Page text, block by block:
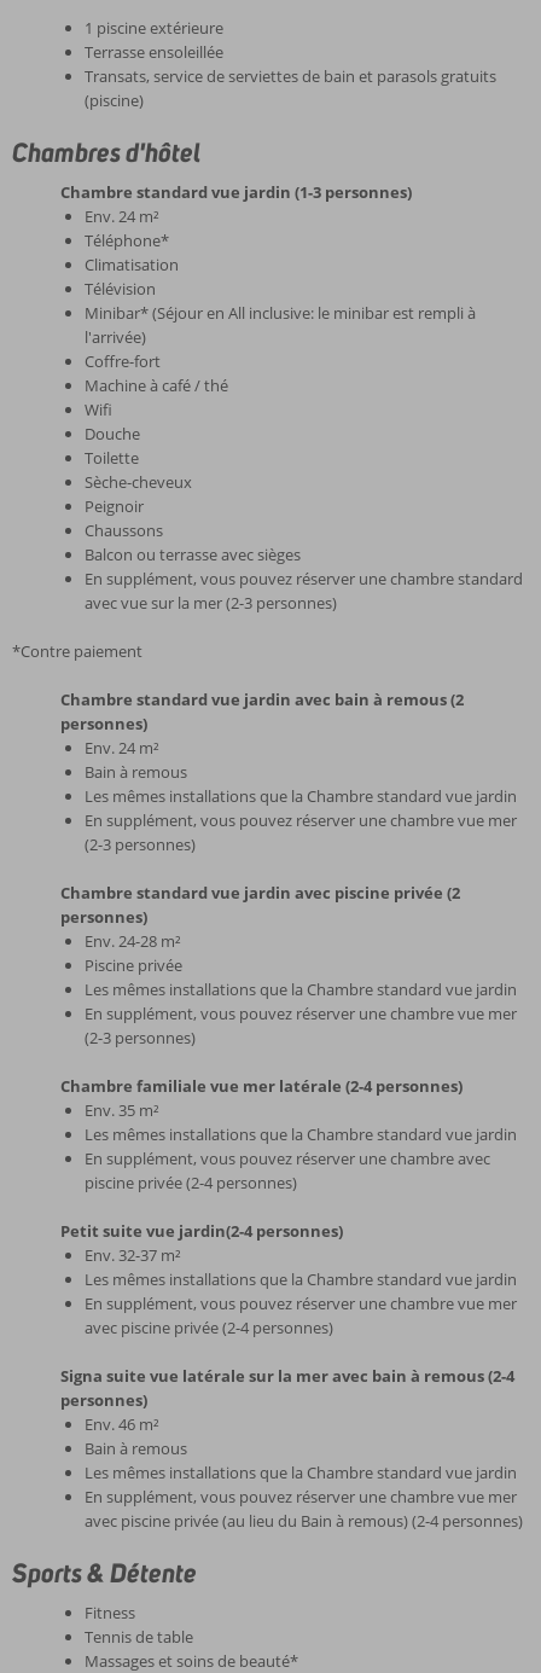
1 piscine extérieure
Terrasse ensoleillée
Transats, service de serviettes de bain et parasols gratuits
(piscine)
Chambres d'hôtel
Chambre standard vue jardin (1-3 personnes)
Env. 24 m²
Téléphone*
Climatisation
Télévision
Minibar* (Séjour en All inclusive: le minibar est rempli à
l'arrivée)
Coffre-fort
Machine à café / thé
Wifi
Douche
Toilette
Sèche-cheveux
Peignoir
Chaussons
Balcon ou terrasse avec sièges
En supplément, vous pouvez réserver une chambre standard
avec vue sur la mer (2-3 personnes)
*Contre paiement
Chambre standard vue jardin avec bain à remous (2
personnes)
Env. 24 m²
Bain à remous
Les mêmes installations que la Chambre standard vue jardin
En supplément, vous pouvez réserver une chambre vue mer
(2-3 personnes)
Chambre standard vue jardin avec piscine privée (2
personnes)
Env. 24-28 m²
Piscine privée
Les mêmes installations que la Chambre standard vue jardin
En supplément, vous pouvez réserver une chambre vue mer
(2-3 personnes)
Chambre familiale vue mer latérale (2-4 personnes)
Env. 35 m²
Les mêmes installations que la Chambre standard vue jardin
En supplément, vous pouvez réserver une chambre avec
piscine privée (2-4 personnes)
Petit suite vue jardin(2-4 personnes)
Env. 32-37 m²
Les mêmes installations que la Chambre standard vue jardin
En supplément, vous pouvez réserver une chambre vue mer
avec piscine privée (2-4 personnes)
Signa suite vue latérale sur la mer avec bain à remous (2-4
personnes)
Env. 46 m²
Bain à remous
Les mêmes installations que la Chambre standard vue jardin
En supplément, vous pouvez réserver une chambre vue mer
avec piscine privée (au lieu du Bain à remous) (2-4 personnes)
Sports & Détente
Fitness
Tennis de table
Massages et soins de beauté*